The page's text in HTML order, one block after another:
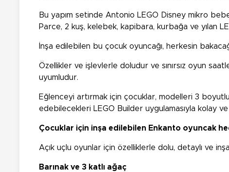
Bu yapım setinde Antonio LEGO Disney mikro
Parce, 2 kuş, kelebek, kapibara, kurbağa ve yılan
İnşa edilebilen bu çocuk oyuncağı, herkesin
Özellikler ve işlevlerle doludur ve sınırsız oyun
uyumludur.
Eğlenceyi artırmak için çocuklar, modelleri 3
edebilecekleri LEGO Builder uygulamasıyla kolay
Çocuklar için inşa edilebilen Enkanto oyuncak
Açık uçlu oyunlar için özelliklerle dolu, detaylı ve
Barınak ve 3 katlı ağaç